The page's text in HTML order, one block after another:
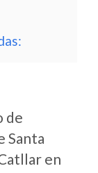
de
Santa
en